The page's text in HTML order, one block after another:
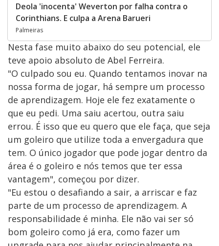
Deola 'inocenta' Weverton por falha contra o
Corinthians. E culpa a Arena Barueri
Palmeiras
Nesta fase muito abaixo do seu potencial, ele
teve apoio absoluto de Abel Ferreira.
"O culpado sou eu. Quando tentamos inovar na
nossa forma de jogar, há sempre um processo
de aprendizagem. Hoje ele fez exatamente o
que eu pedi. Uma saiu acertou, outra saiu
errou. É isso que eu quero que ele faça, que seja
um goleiro que utilize toda a envergadura que
tem. O único jogador que pode jogar dentro da
área é o goleiro e nós temos que ter essa
vantagem", começou por dizer.
"Eu estou o desafiando a sair, a arriscar e faz
parte de um processo de aprendizagem. A
responsabilidade é minha. Ele não vai ser só
bom goleiro como já era, como fazer um